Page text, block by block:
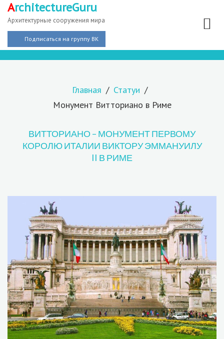
ArchitectureGuru
Архитектурные сооружения мира
Подписаться на группу ВК
Главная
Статуи
Монумент Витториано в Риме
ВИТТОРИАНО – МОНУМЕНТ ПЕРВОМУ
КОРОЛЮ ИТАЛИИ ВИКТОРУ ЭММАНУИЛУ
II В РИМЕ